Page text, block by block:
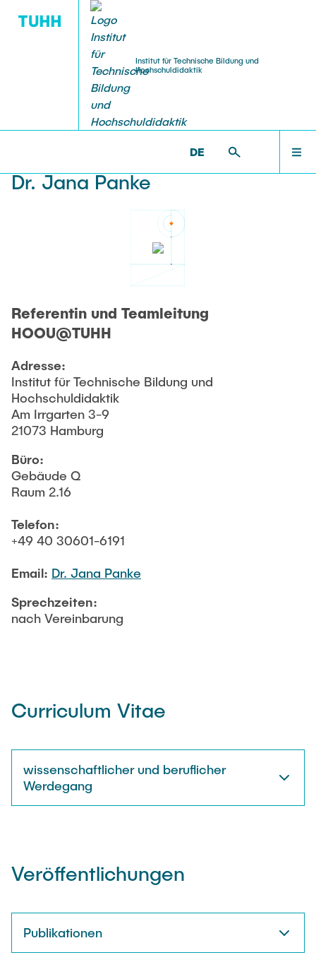
Institut für Technische Bildung und
Hochschuldidaktik
DE
WILLKOMMEN AM ITBH
Medientechnik & Elektro- und
Informationstechnik (GTW)
Arbeitslehre/Technik
FORSCHUNG
RÄUME & ANFAHRT
Dr. Jana Panke
Referentin und Teamleitung
HOOU@TUHH
Adresse:
Institut für Technische Bildung und
Hochschuldidaktik
Am Irrgarten 3-9
21073 Hamburg
Büro:
Gebäude Q
Raum 2.16
Telefon:
+49 40 30601-6191
Email: Dr. Jana Panke
Sprechzeiten:
nach Vereinbarung
Curriculum Vitae
wissenschaftlicher und beruflicher
Werdegang
Veröffentlichungen
Publikationen